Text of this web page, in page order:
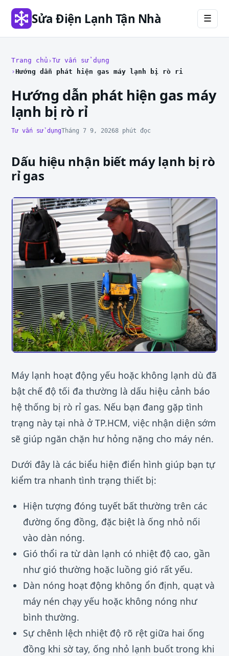
Sửa Điện Lạnh Tận Nhà ☰
Trang chủ Tư vấn sử dụng
Hướng dẫn phát hiện gas máy lạnh bị rò rỉ
Hướng dẫn phát hiện gas máy
lạnh bị rò rỉ
Tư vấn sử dụngTháng 7 9, 20268 phút đọc
Dấu hiệu nhận biết máy lạnh bị rò
rỉ gas
Máy lạnh hoạt động yếu hoặc không lạnh dù đã
bật chế độ tối đa thường là dấu hiệu cảnh báo
hệ thống bị rò rỉ gas. Nếu bạn đang gặp tình
trạng này tại nhà ở TP.HCM, việc nhận diện sớm
sẽ giúp ngăn chặn hư hỏng nặng cho máy nén.
Dưới đây là các biểu hiện điển hình giúp bạn tự
kiểm tra nhanh tình trạng thiết bị:
Hiện tượng đóng tuyết bất thường trên các
đường ống đồng, đặc biệt là ống nhỏ nối
vào dàn nóng.
Gió thổi ra từ dàn lạnh có nhiệt độ cao, gần
như gió thường hoặc luồng gió rất yếu.
Dàn nóng hoạt động không ổn định, quạt và
máy nén chạy yếu hoặc không nóng như
bình thường.
Sự chênh lệch nhiệt độ rõ rệt giữa hai ống
đồng khi sờ tay, ống nhỏ lạnh buốt trong khi